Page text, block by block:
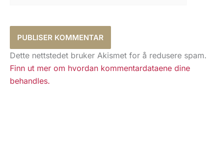
Dette nettstedet bruker Akismet for å redusere spam.
Finn ut mer om hvordan kommentardataene dine
behandles.